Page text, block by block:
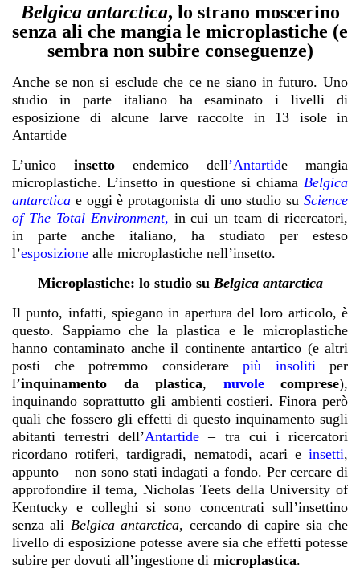
Belgica antarctica, lo strano moscerino
senza ali che mangia le microplastiche (e
sembra non subire conseguenze)
Anche se non si esclude che ce ne siano in futuro. Uno
studio in parte italiano ha esaminato i livelli di
esposizione di alcune larve raccolte in 13 isole in
Antartide
L’unico insetto endemico dell’Antartide mangia
microplastiche. L’insetto in questione si chiama Belgica
antarctica e oggi è protagonista di uno studio su Science
of The Total Environment, in cui un team di ricercatori,
in parte anche italiano, ha studiato per esteso
l’esposizione alle microplastiche nell’insetto.
Microplastiche: lo studio su Belgica antarctica
Il punto, infatti, spiegano in apertura del loro articolo, è
questo. Sappiamo che la plastica e le microplastiche
hanno contaminato anche il continente antartico (e altri
posti che potremmo considerare
più insoliti
per
l’inquinamento da plastica, nuvolecomprese),
inquinando soprattutto gli ambienti costieri. Finora però
quali che fossero gli effetti di questo inquinamento sugli
abitanti terrestri dell’Antartide – tra cui i ricercatori
ricordano rotiferi, tardigradi, nematodi, acari e insetti,
appunto – non sono stati indagati a fondo. Per cercare di
approfondire il tema, Nicholas Teets della University of
Kentucky e colleghi si sono concentrati sull’insettino
senza ali Belgica antarctica, cercando di capire sia che
livello di esposizione potesse avere sia che effetti potesse
subire per dovuti all’ingestione di microplastica.